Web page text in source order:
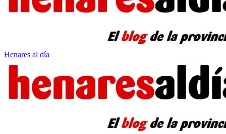
Henares al día